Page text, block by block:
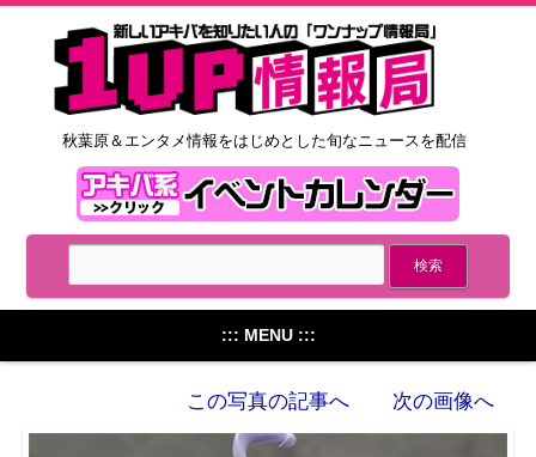
秋葉原＆エンタメ情報をはじめとした旬なニュースを配信
::: MENU :::
この写真の記事へ 次の画像へ